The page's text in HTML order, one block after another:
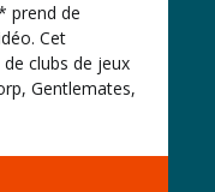
prend de
Cet
clubs de jeux
Gentlemates,